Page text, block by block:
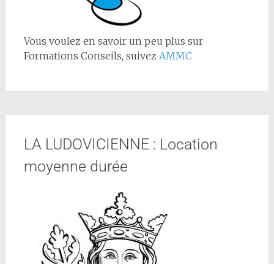
Vous voulez en savoir un peu plus sur
Formations Conseils, suivez AMMC
LA LUDOVICIENNE : Location
moyenne durée